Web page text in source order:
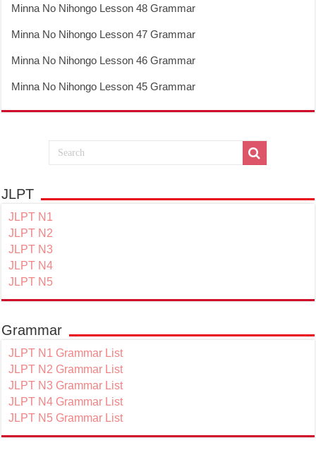
Minna No Nihongo Lesson 48 Grammar
Minna No Nihongo Lesson 47 Grammar
Minna No Nihongo Lesson 46 Grammar
Minna No Nihongo Lesson 45 Grammar
JLPT
JLPT N1
JLPT N2
JLPT N3
JLPT N4
JLPT N5
Grammar
JLPT N1 Grammar List
JLPT N2 Grammar List
JLPT N3 Grammar List
JLPT N4 Grammar List
JLPT N5 Grammar List